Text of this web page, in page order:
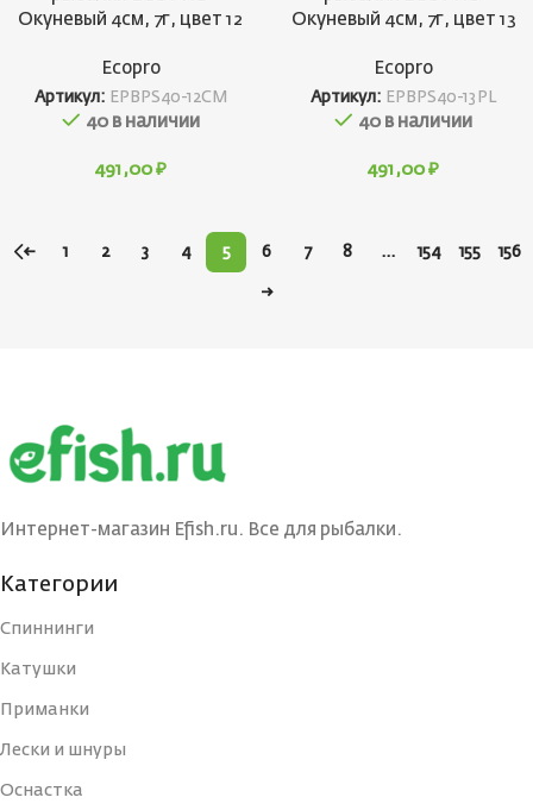
Окуневый 4см, 7г, цвет 12
Ecopro
Артикул: EPBPS40-12CM
40 в наличии
491,00 ₽
Окуневый 4см, 7г, цвет 13
Ecopro
Артикул: EPBPS40-13PL
40 в наличии
491,00 ₽
← 1 2 3 4 5 6 7 8 … 154 155 156
→
Интернет-магазин Efish.ru. Все для рыбалки.
Категории
Спиннинги
Катушки
Приманки
Лески и шнуры
Оснастка